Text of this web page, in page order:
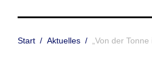
Start / Aktuelles / „Von der